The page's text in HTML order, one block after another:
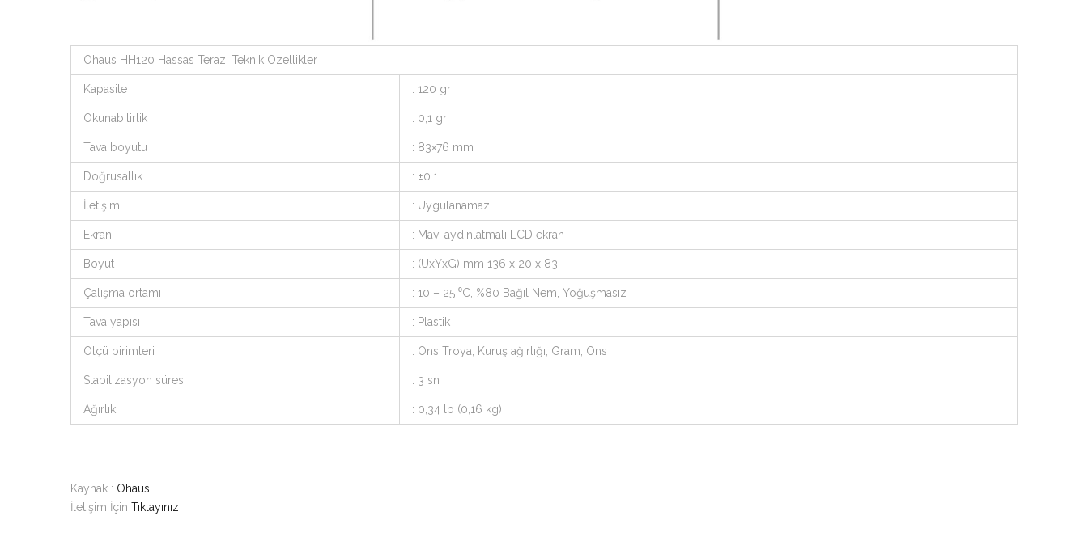
Ohaus HH120 Hassas Terazi Teknik Özellikler
Kapasite : 120 gr
Okunabilirlik : 0,1 gr
Tava boyutu : 83×76 mm
Doğrusallık : ±0.1
İletişim : Uygulanamaz
Ekran : Mavi aydınlatmalı LCD ekran
Boyut : (UxYxG) mm 136 x 20 x 83
Çalışma ortamı : 10 – 25 ⁰C, %80 Bağıl Nem, Yoğuşmasız
Tava yapısı : Plastik
Ölçü birimleri : Ons Troya; Kuruş ağırlığı; Gram; Ons
Stabilizasyon süresi : 3 sn
Ağırlık : 0,34 lb (0,16 kg)
Kaynak : Ohaus
İletişim İçin Tıklayınız